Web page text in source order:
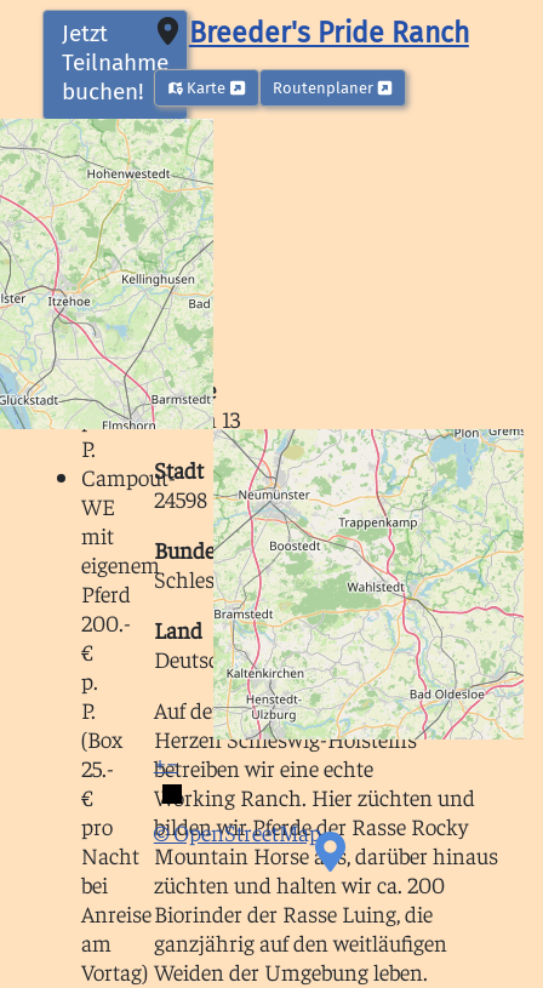
Jetzt
Teilnahme
buchen!
Preise:
Campout-
WE
mit
einem
Rocky
280.-
€
p.
P.
Campout-
WE
mit
eigenem
Pferd
200.-
€
p.
P.
(Box
25.-
€
pro
Nacht
bei
Anreise
am
Vortag)
Breeder's Pride Ranch
Karte Routenplaner
+−
© OpenStreetMap
Straße
Littloh 13
Stadt
24598 Latendorf
Bundesland
Schleswig-Holstein
Land
Deutschland
Auf der Breeder's Pride Ranch im
Herzen Schleswig-Holsteins
betreiben wir eine echte
Working Ranch. Hier züchten und
bilden wir Pferde der Rasse Rocky
Mountain Horse aus, darüber hinaus
züchten und halten wir ca. 200
Biorinder der Rasse Luing, die
ganzjährig auf den weitläufigen
Weiden der Umgebung leben.